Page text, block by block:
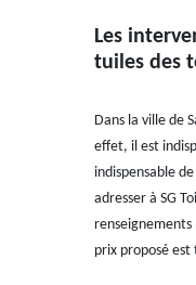
Les
tuiles des
Dans la ville de
effet, il est
indispensable
adresser à SG
prix proposé est